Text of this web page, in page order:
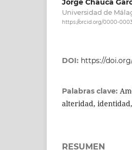
Jorge Chauca
Universidad de
https://orcid.org/0000-
DOI: https://
Palabras clave:
alteridad,
RESUMEN